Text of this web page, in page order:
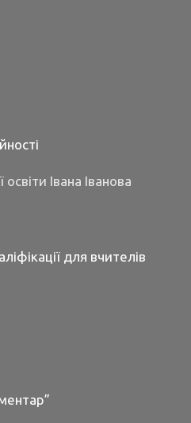
Івана Іванова
для вчителів